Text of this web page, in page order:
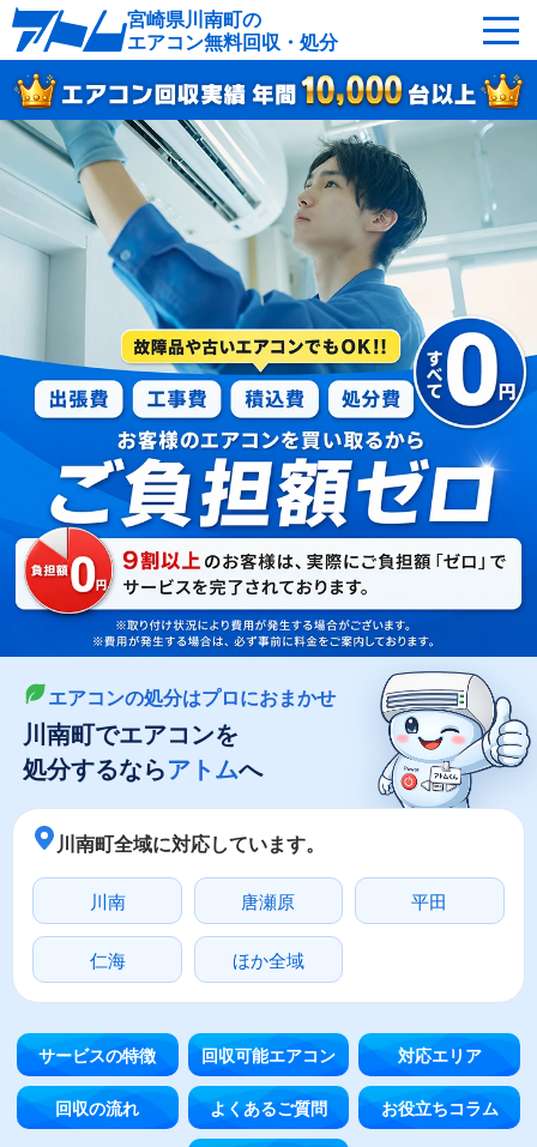
宮崎県川南町の
エアコン無料回収・処分
サービスの特徴 回収可能なエアコン
対応エリア 回収の流れ
よくあるご質問 運営会社
川南町へ無料出張
最短即日 お急ぎの方はこちら
050-5482-9461
受付：24時間年中無休（通話料無料）
LINEやメールでカンタン依頼
メールで回収依頼 LINEで回収依頼
エアコンの処分はプロにおまかせ
川南町でエアコンを
処分するならアトムへ
川南町全域に対応しています。
川南 唐瀬原 平田
仁海 ほか全域
サービスの特徴 回収可能エアコン 対応エリア
回収の流れ よくあるご質問 お役立ちコラム